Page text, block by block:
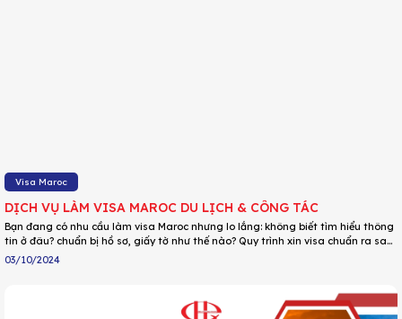
Visa Maroc
DỊCH VỤ LÀM VISA MAROC DU LỊCH & CÔNG TÁC
Bạn đang có nhu cầu làm visa Maroc nhưng lo lắng: không biết tìm hiểu thông
tin ở đâu? chuẩn bị hồ sơ, giấy tờ như thế nào? Quy trình xin visa chuẩn ra sao?
Hồ sơ yếu, tỷ lệ đậu visa thấp. Dịch vụ làm visa Maroc tại DU LỊCH HOA
PHƯỢNG sẽ giúp bạn giải quyết mọi lo lắng trên, cam kết tỷ lệ đậu visa CAO!
03/10/2024